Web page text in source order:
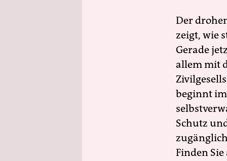
Der
zeigt, wie
Gerade
allem mit
beginnt
Schutz
Finden